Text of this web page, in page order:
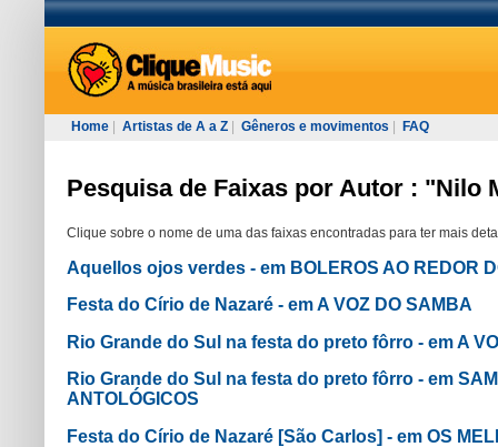
Home Artistas de A a Z Gêneros e movimentos FAQ
Pesquisa de Faixas por Autor : "Nilo
Clique sobre o nome de uma das faixas encontradas para ter mais
Aquellos ojos verdes - em BOLEROS AO REDOR
Festa do Círio de Nazaré - em A VOZ DO SAMBA
Rio Grande do Sul na festa do preto fôrro - em A
Rio Grande do Sul na festa do preto fôrro - em
ANTOLÓGICOS
Festa do Círio de Nazaré [São Carlos] - em OS